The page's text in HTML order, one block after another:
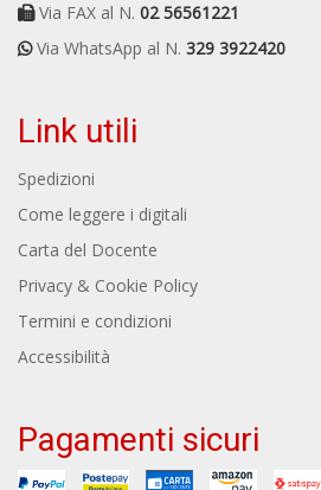
Via FAX al N. 02 56561221
Via WhatsApp al N. 329 3922420
Link utili
Spedizioni
Come leggere i digitali
Carta del Docente
Privacy & Cookie Policy
Termini e condizioni
Accessibilità
Pagamenti sicuri